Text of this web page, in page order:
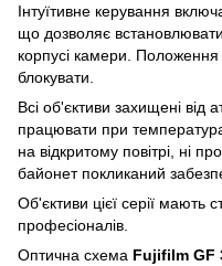
Інтуїтивне керування
що дозволяє
корпусі камери.
блокувати.
Всі об'єктиви захищені від
працювати при
на відкритому повітрі, ні
байонет покликаний
Об'єктиви цієї серії мають
професіоналів.
Оптична схема Fujifilm GF